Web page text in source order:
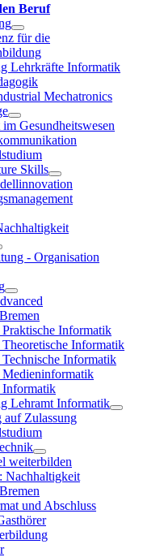
Beruf
für die
Lehrkräfte Informatik
Mechatronics
Gesundheitswesen
Skills
- Organisation
Praktische Informatik
Theoretische Informatik
Informatik
Medieninformatik
Informatik
Lehramt Informatik
auf Zulassung
weiterbilden
Nachhaltigkeit
und Abschluss